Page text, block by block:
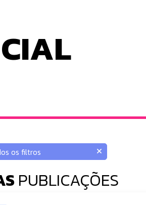
PUBLICAÇÕES